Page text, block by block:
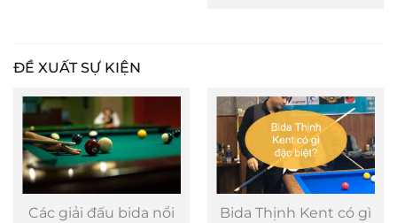
ĐỀ XUẤT SỰ KIỆN
Các giải đấu bida nổi
Bida Thịnh Kent có gì